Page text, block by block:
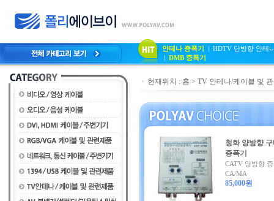
안테나 증폭기 | HDTV 단방향 안테
| DMB 증폭기
현재위치 : 홈 > TV 안테나/케이블 및
청화 양방향
증폭기
CATV 양방향
CA/MA
85,000원